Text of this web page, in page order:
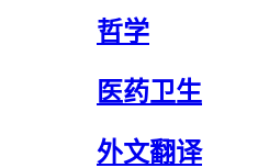
哲学
医药卫生
外文翻译